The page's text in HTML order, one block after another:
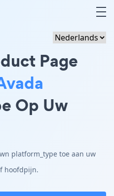
Page
Op Uw
platform_type toe aan uw
hoofdpijn.